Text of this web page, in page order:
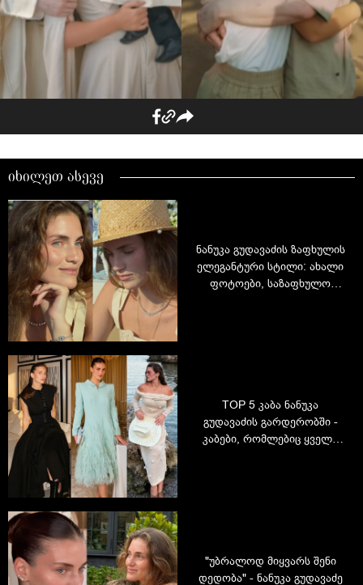
იხილეთ ასევე
ნანუკა გუდავაძის ზაფხულის
ელეგანტური სტილი: ახალი
ფოტოები, საზაფხულო
TOP 5 კაბა ნანუკა
გუდავაძის გარდერობში -
კაბები, რომლებიც ყველა
"უბრალოდ მიყვარს შენი
დედობა" - ნანუკა გუდავაძე